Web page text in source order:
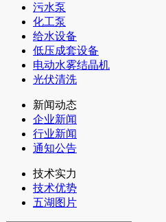
污水泵
化工泵
给水设备
低压成套设备
电动水雾结晶机
光伏清洗
新闻动态
企业新闻
行业新闻
通知公告
技术实力
技术优势
五湖图片